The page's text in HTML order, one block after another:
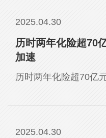
2025.04.30
历时两年化险超70
加速
历时两年化险超70亿
2025.04.30